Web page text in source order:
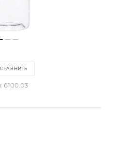
СРАВНИТЬ
6100.03